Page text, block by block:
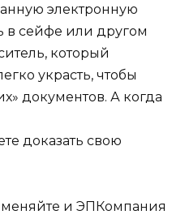
электронную
в сейфе или другом
который
украсть, чтобы
документов. А когда
доказать свою
и ЭПКомпания